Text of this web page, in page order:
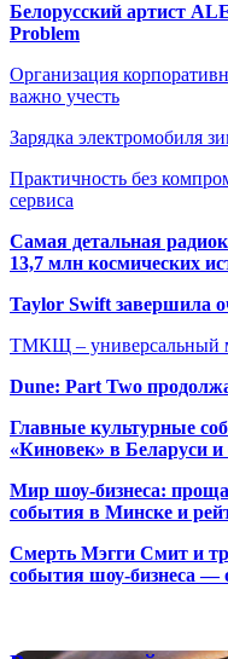
Белорусский артист
Problem
Организация
важно учесть
Зарядка электромобиля
Практичность без
сервиса
Самая детальная
13,7 млн космических
Taylor Swift завершила
ТМКЩ – универсальный
Dune: Part Two
Главные культурные
«Киновек» в Беларуси
Мир шоу-бизнеса:
события в Минске и
Смерть Мэгги Смит и
события шоу-бизнеса —